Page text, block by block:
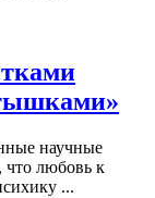
научные
что любовь к
...